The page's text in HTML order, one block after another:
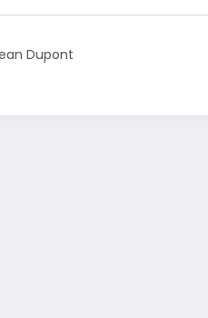
Dupont